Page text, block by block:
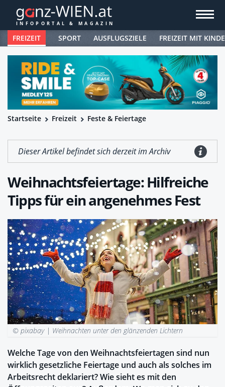
FREIZEIT SPORT AUSFLUGSZIELE FREIZEIT MIT
Startseite Freizeit Feste & Feiertage
Dieser Artikel befindet sich derzeit im Archiv
Weihnachtsfeiertage: Hilfreiche
Tipps für ein angenehmes Fest
© pixabay | Weihnachten unter den glänzenden Lichtern
Welche Tage von den Weihnachtsfeiertagen sind nun
wirklich gesetzliche Feiertage und auch als solches im
Arbeitsrecht deklariert? Wie sieht es mit den